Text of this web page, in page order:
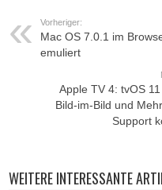
Vorheriger:
Mac OS 7.0.1 im
emuliert
Apple TV 4: tvOS
Bild-im-Bild und
Support
WEITERE INTERESSANTE